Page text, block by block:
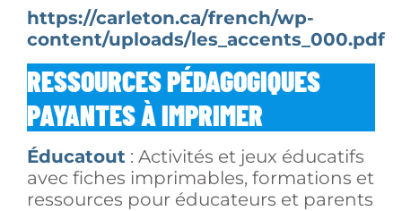
https://carleton.ca/french/wp-
content/uploads/les_accents_000.pdf
RESSOURCES PÉDAGOGIQUES
PAYANTESÀ IMPRIMER
Éducatout : Activités et jeux éducatifs
avec fiches imprimables, formations et
ressources pour éducateurs et parents